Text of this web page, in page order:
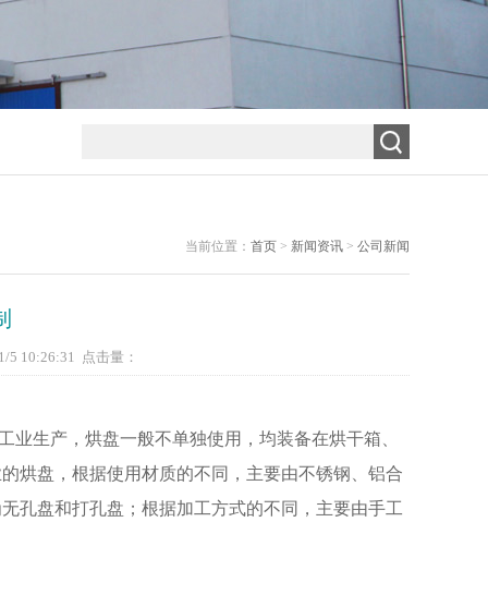
当前位置： 首页 > 新闻资讯 > 公司新闻
10:26:31 点击量：
生产，烘盘一般不单独使用，均装备在烘干箱、
烘盘，根据使用材质的不同，主要由不锈钢、铝合
孔盘和打孔盘；根据加工方式的不同，主要由手工